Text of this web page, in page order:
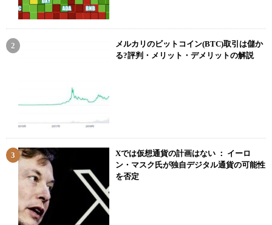
メルカリのビットコイン(BTC)取引は儲か
る?評判・メリット・デメリットの解説
Xでは仮想通貨の計画はない ： イーロ
ン・マスク氏が独自デジタル通貨の可能性
を否定